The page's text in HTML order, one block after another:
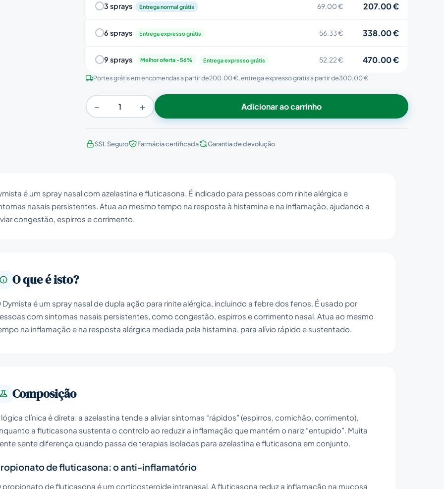
3 sprays Entrega normal grátis 69.00 € 207.00 €
6 sprays Entrega expresso grátis 56.33 € 338.00 €
9 sprays Melhor oferta -56% Entrega expresso grátis 52.22 € 470.00 €
Portes grátis em encomendas a partir de200.00 €, entrega expresso grátis a partir de300.00 €
− + Adicionar ao carrinho
SSL Seguro Farmácia certificada Garantia de devolução
é um spray nasal com azelastina e fluticasona. É indicado para pessoas com rinite alérgica e
nasais persistentes. Atua ao mesmo tempo na resposta à histamina e na inflamação, ajudando a
congestão, espirros e corrimento.
O que é isto?
Dymista é um spray nasal de dupla ação para rinite alérgica, incluindo a febre dos fenos. É usado por
com sintomas nasais persistentes, como congestão, espirros e corrimento nasal. Atua ao mesmo
na inflamação e na resposta alérgica mediada pela histamina, para alívio rápido e sustentado.
Composição
lógica clínica é direta: a azelastina tende a aliviar sintomas “rápidos” (espirros, comichão, corrimento),
a fluticasona sustenta o controlo ao reduzir a inflamação que mantém o nariz “entupido”. Muita
sente diferença quando passa de terapias isoladas para azelastina e fluticasona em conjunto.
de fluticasona: o anti-inflamatório
propionato de fluticasona é um corticosteroide intranasal. A fluticasona reduz a inflamação na mucosa